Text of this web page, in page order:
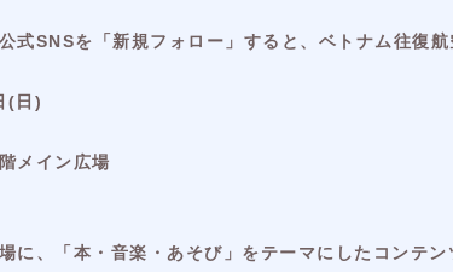
式SNSを「新規フォロー」すると、ベトナム往復
(日)
メイン広場
に、「本・音楽・あそび」をテーマにしたコンテ